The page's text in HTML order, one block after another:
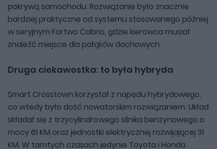
pokrywą samochodu. Rozwiązanie było znacznie
bardziej praktyczne od systemu stosowanego później
w seryjnym Fortwo Cabrio, gdzie kierowca musiał
znaleźć miejsce dla pałąków dachowych.
Druga ciekawostka: to była hybryda
Smart Crosstown korzystał z napędu hybrydowego,
co wtedy było dość nowatorskim rozwiązaniem. Układ
składał się z trzycylindrowego silnika benzynowego o
mocy 61 KM oraz jednostki elektrycznej rozwijającej 31
KM. W tamtych czasach jedynie Toyota i Honda